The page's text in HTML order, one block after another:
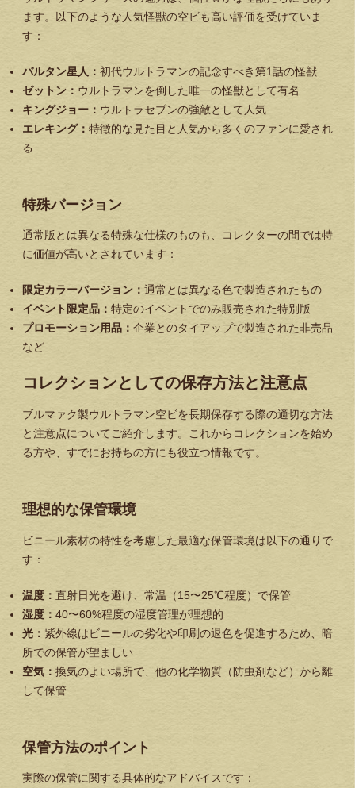
ます。以下のような人気怪獣の空ビも高い評価を受けていま
す：
バルタン星人： 初代ウルトラマンの記念すべき第1話の怪獣
ゼットン： ウルトラマンを倒した唯一の怪獣として有名
キングジョー： ウルトラセブンの強敵として人気
エレキング： 特徴的な見た目と人気から多くのファンに愛され
る
特殊バージョン
通常版とは異なる特殊な仕様のものも、コレクターの間では特
に価値が高いとされています：
限定カラーバージョン： 通常とは異なる色で製造されたもの
イベント限定品： 特定のイベントでのみ販売された特別版
プロモーション用品： 企業とのタイアップで製造された非売品
など
コレクションとしての保存方法と注意点
ブルマァク製ウルトラマン空ビを長期保存する際の適切な方法
と注意点についてご紹介します。これからコレクションを始め
る方や、すでにお持ちの方にも役立つ情報です。
理想的な保管環境
ビニール素材の特性を考慮した最適な保管環境は以下の通りで
す：
温度： 直射日光を避け、常温（15〜25℃程度）で保管
湿度： 40〜60%程度の湿度管理が理想的
光： 紫外線はビニールの劣化や印刷の退色を促進するため、暗
所での保管が望ましい
空気： 換気のよい場所で、他の化学物質（防虫剤など）から離
して保管
保管方法のポイント
実際の保管に関する具体的なアドバイスです：